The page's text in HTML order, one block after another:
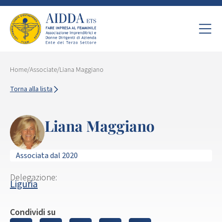
Home/Associate/Liana Maggiano
Torna alla lista
Liana Maggiano
Associata dal 2020
Delegazione:
Liguria
Condividi su